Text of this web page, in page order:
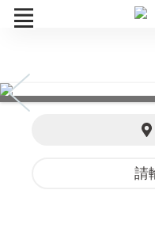
26美食展